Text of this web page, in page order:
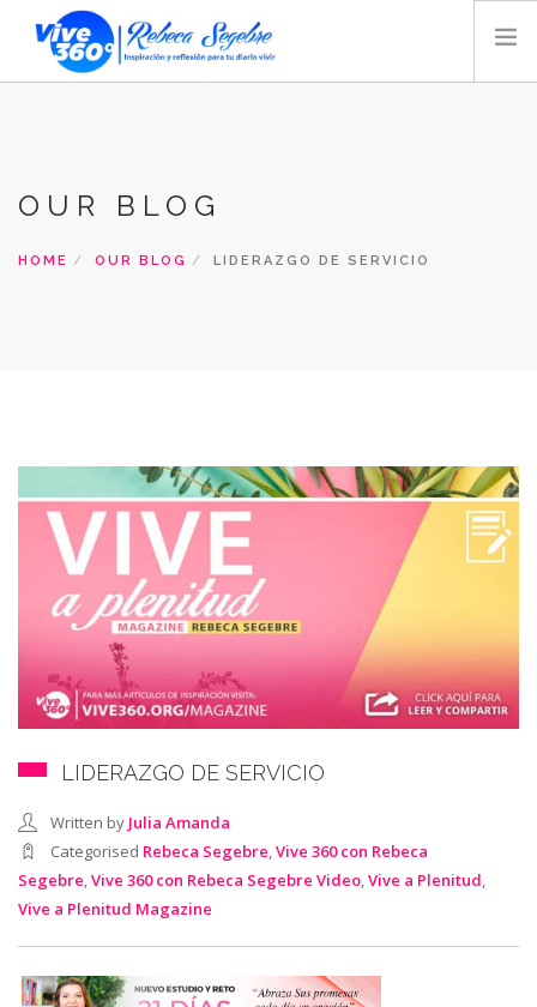
VIDEO
RADIO
SEARCH SITE
OUR BLOG
HOME OUR BLOG LIDERAZGO DE SERVICIO
LIDERAZGO DE SERVICIO
Written by Julia Amanda
Categorised Rebeca Segebre,Vive 360 con Rebeca
Segebre,Vive 360 con Rebeca Segebre Video,Vive a Plenitud,
Vive a Plenitud Magazine